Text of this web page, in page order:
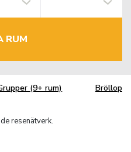
RUM
(9+ rum) Bröllop
resenätverk.